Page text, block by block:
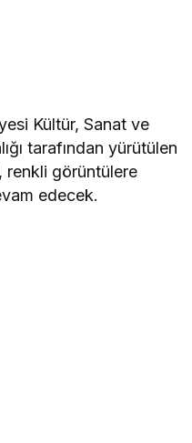
Kültür, Sanat ve
tarafından yürütülen
renkli görüntülere
edecek.